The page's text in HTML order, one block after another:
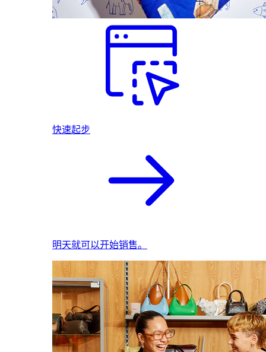
快速起步
明天就可以开始销售。